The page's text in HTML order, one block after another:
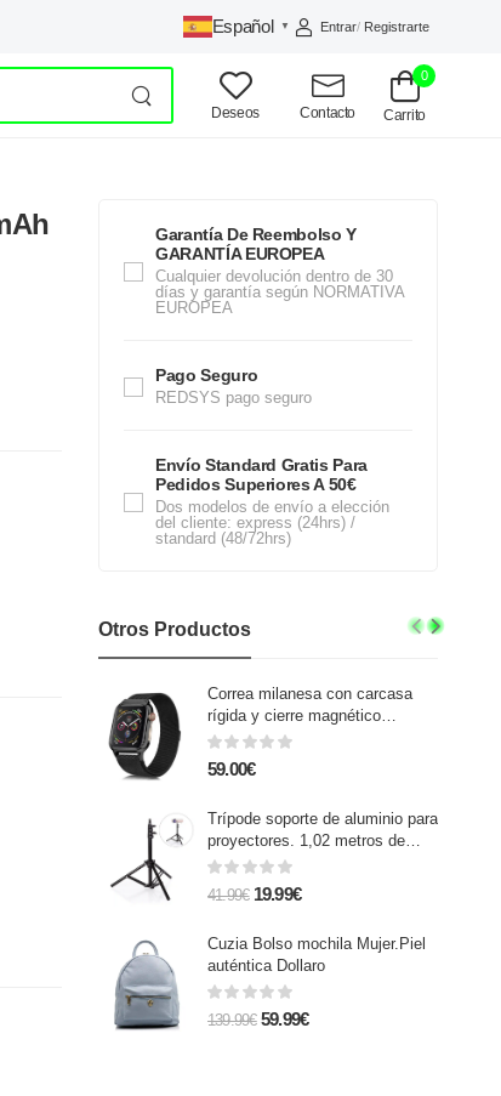
Español ▼ Entrar/ Registrarte
Deseos
Contacto
0
Carrito
Garantía De Reembolso Y
GARANTÍA EUROPEA
Cualquier devolución dentro de 30
días y garantía según NORMATIVA
EUROPEA
Pago Seguro
REDSYS pago seguro
Envío Standard Gratis Para
Pedidos Superiores A 50€
Dos modelos de envío a elección
del cliente: express (24hrs) /
standard (48/72hrs)
Otros Productos
Correa milanesa con carcasa
rígida y cierre magnético
compatible iWatch 42mm
59.00€
Trípode soporte de aluminio para
proyectores. 1,02 metros de
altura.
41.99€ 19.99€
Cuzia Bolso mochila Mujer.Piel
auténtica Dollaro
139.99€ 59.99€